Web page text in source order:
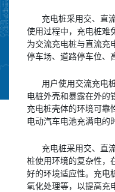
充电桩采用交、直
使用过程中，充电桩难
为交流充电桩与直流充
停车场、道路停车位、
用户使用交流充电
电桩外壳和暴露在外的
充电桩壳体的环境可靠
电动汽车电池充满电的
充电桩采用交、直
桩使用环境的复杂性，
好的环境适应性。充电
氧化处理等，以提高充